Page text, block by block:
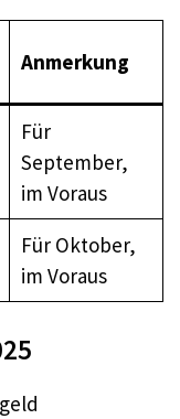
Anmerkung
Für
September,
im Voraus
Für Oktober,
im Voraus